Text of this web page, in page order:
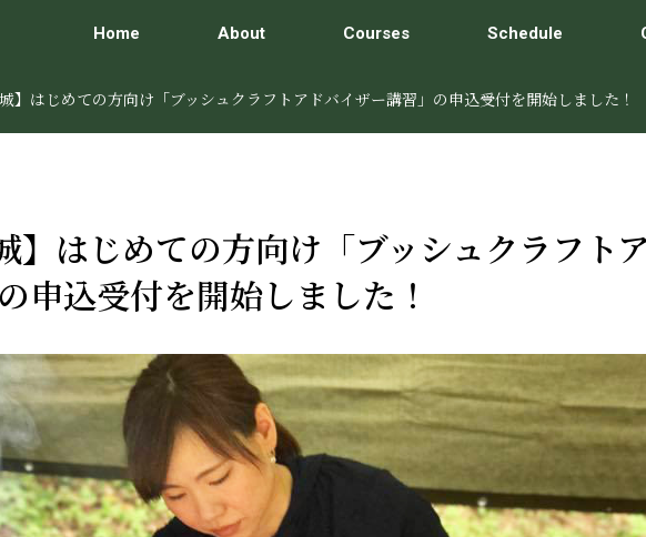
Home About Courses Schedule
】はじめての方向け「ブッシュクラフトアドバイザー講習」の申込受付を開始しました！
】はじめての方向け「ブッシュクラフト
申込受付を開始しました！